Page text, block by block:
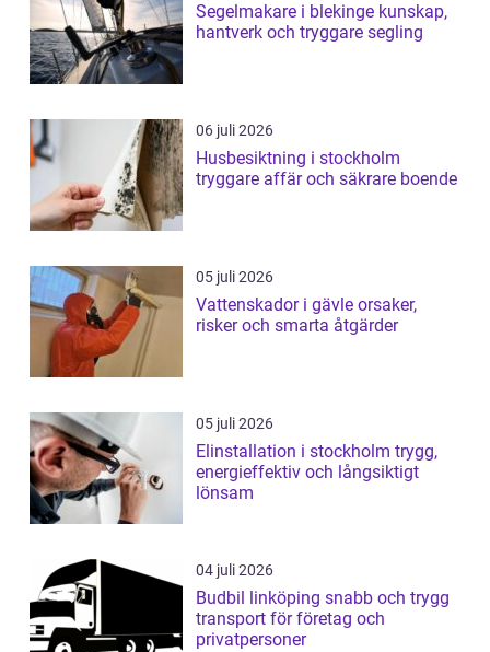
Segelmakare i blekinge kunskap,
hantverk och tryggare segling
06 juli 2026
Husbesiktning i stockholm
tryggare affär och säkrare boende
05 juli 2026
Vattenskador i gävle orsaker,
risker och smarta åtgärder
05 juli 2026
Elinstallation i stockholm trygg,
energieffektiv och långsiktigt
lönsam
04 juli 2026
Budbil linköping snabb och trygg
transport för företag och
privatpersoner